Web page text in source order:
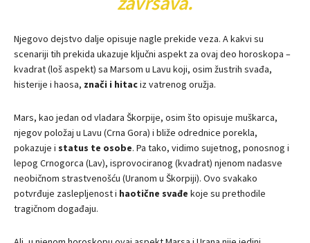
Njegovo dejstvo dalje opisuje nagle prekide veza. A kakvi su
scenariji tih prekida ukazuje ključni aspekt za ovaj deo horoskopa –
kvadrat (loš aspekt) sa Marsom u Lavu koji, osim žustrih svađa,
histerije i haosa, znači i hitaciz vatrenog oružja.
Mars, kao jedan od vladara Škorpije, osim što opisuje muškarca,
njegov položaj u Lavu (Crna Gora) i bliže odrednice porekla,
pokazuje i status te osobe. Pa tako, vidimo sujetnog, ponosnog i
lepog Crnogorca (Lav), isprovociranog (kvadrat) njenom nadasve
neobičnom strastvenošću (Uranom u Škorpiji). Ovo svakako
potvrđuje zaslepljenost i haotične svađe koje su prethodile
tragičnom događaju.